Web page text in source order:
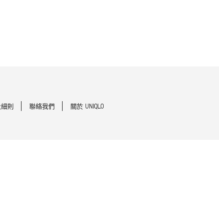
則 聯絡我們 關於 UNIQLO